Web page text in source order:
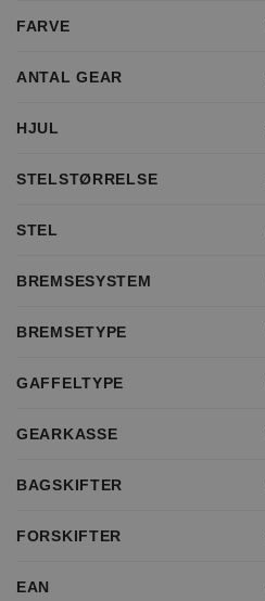
FARVE
ANTAL GEAR
HJUL
STELSTØRRELSE
STEL
BREMSESYSTEM
BREMSETYPE
GAFFELTYPE
GEARKASSE
BAGSKIFTER
FORSKIFTER
EAN